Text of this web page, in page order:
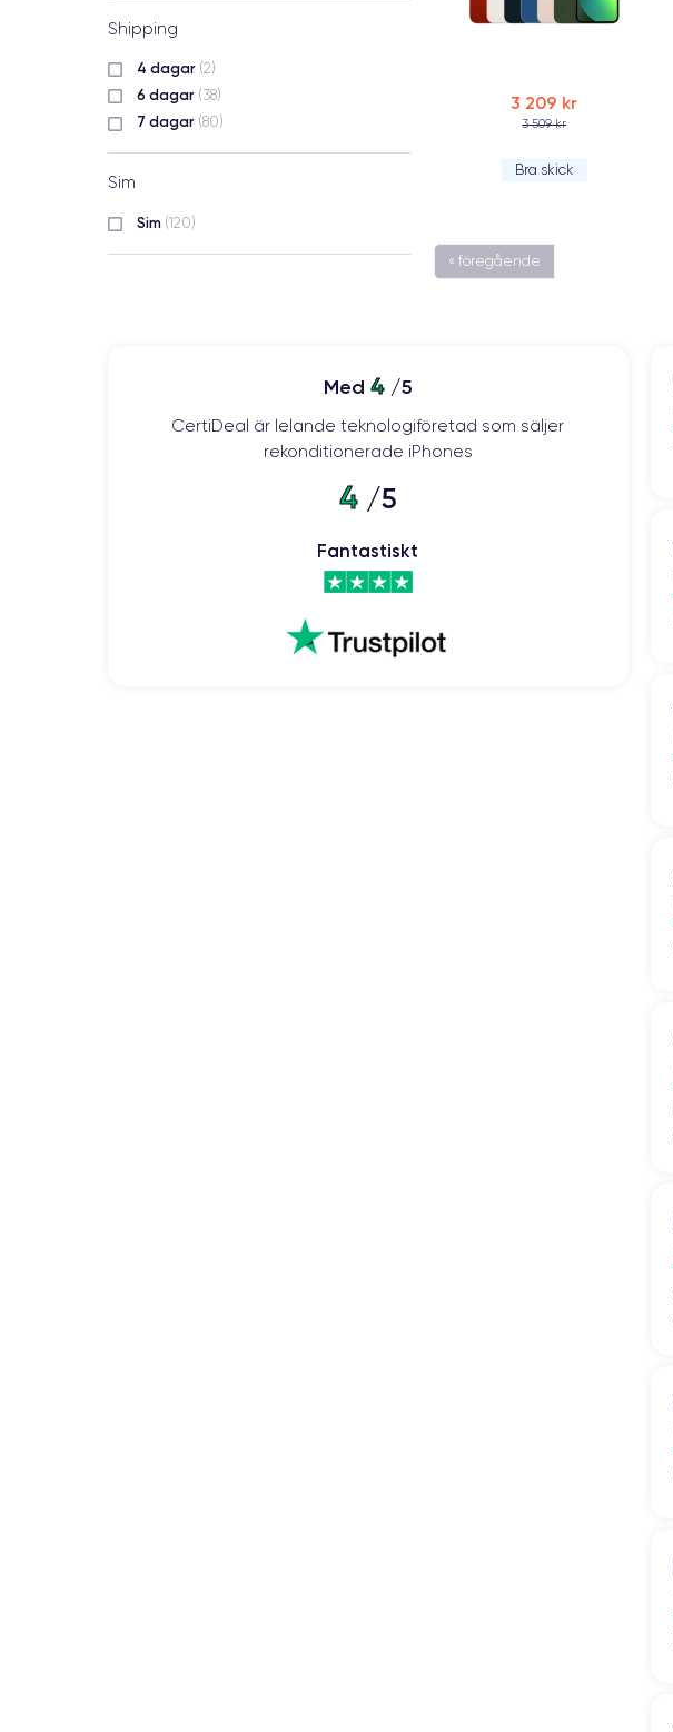
Shipping
4 dagar (2)
6 dagar (38)
7 dagar (80)
Sim
Sim (120)
3 209 kr
3 509 kr
Bra skick
« föregående
Med 4/5
CertiDeal är lelande teknologiföretad som säljer
rekonditionerade iPhones
4/5
Fantastiskt